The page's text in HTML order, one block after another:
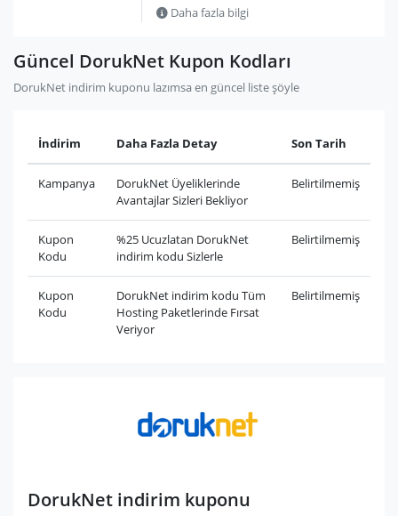
Daha fazla bilgi
Güncel DorukNet Kupon Kodları
DorukNet indirim kuponu lazımsa en güncel liste şöyle
İndirim Daha Fazla Detay Son Tarih
Kampanya
DorukNet Üyeliklerinde
Avantajlar Sizleri Bekliyor
Belirtilmemiş
Kupon
Kodu
%25 Ucuzlatan DorukNet
indirim kodu Sizlerle
Belirtilmemiş
Kupon
Kodu
DorukNet indirim kodu Tüm
Hosting Paketlerinde Fırsat
Veriyor
Belirtilmemiş
DorukNet indirim kuponu